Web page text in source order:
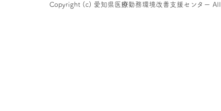
Copyright (c) 愛知県医療勤務環境改善支援センター